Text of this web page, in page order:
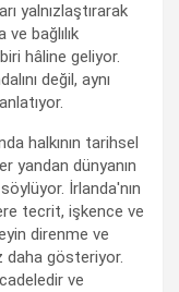
yalnızlaştırarak
bağlılık
hâline geliyor.
değil, aynı
halkının tarihsel
yandan dünyanın
İrlanda'nın
tecrit, işkence ve
direnme ve
daha gösteriyor.
ve